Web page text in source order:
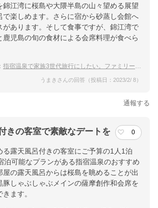
錦江湾に桜島や大隈半島の山々望める展望
で楽しめます。さらに宿から砂蒸し会館へ
があります。そして食事ですが、錦江湾で
鹿児島の旬の食材による会席料理が食べら
指宿温泉で家族3世代旅行にしたい。ファミリーにおすすめの温泉宿は？
うまきさんの回答（投稿日：2023/2/ 8）
通報する
きの客室で素敵なデートを 0
る露天風呂付きの客室にご予算の1人1泊
泊可能なプランがある指宿温泉のおすすめ
屋の露天風呂からは桜島を眺めることが出
豚しゃぶしゃぶメインの薩摩創作和会席を
ます。